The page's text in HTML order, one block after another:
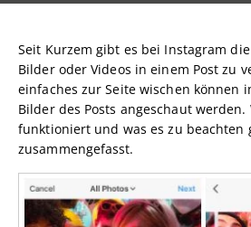
Seit Kurzem gibt es bei Instagram
Bilder oder Videos in einem Post zu
einfaches zur Seite wischen können
Bilder des Posts angeschaut werden.
funktioniert und was es zu
zusammengefasst.